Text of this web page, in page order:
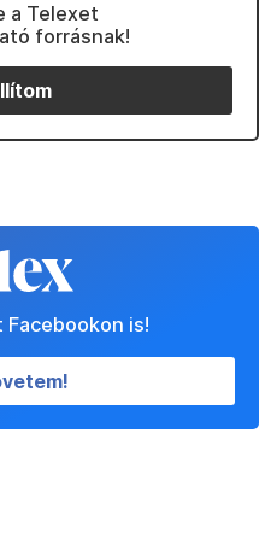
a Telexet
forrásnak!
Facebookon is!